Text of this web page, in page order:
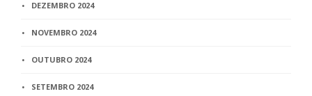
DEZEMBRO 2024
NOVEMBRO 2024
OUTUBRO 2024
SETEMBRO 2024